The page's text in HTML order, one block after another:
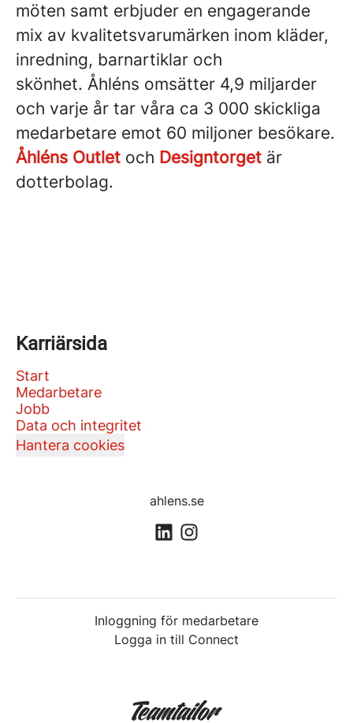
möten samt erbjuder en engagerande
mix av kvalitetsvarumärken inom kläder,
inredning, barnartiklar och
skönhet. Åhléns omsätter 4,9 miljarder
och varje år tar våra ca 3 000 skickliga
medarbetare emot 60 miljoner besökare.
Åhléns Outlet och Designtorget är
dotterbolag.
Karriärsida
Start
Medarbetare
Jobb
Data och integritet
Hantera cookies
ahlens.se
Inloggning för medarbetare
Logga in till Connect